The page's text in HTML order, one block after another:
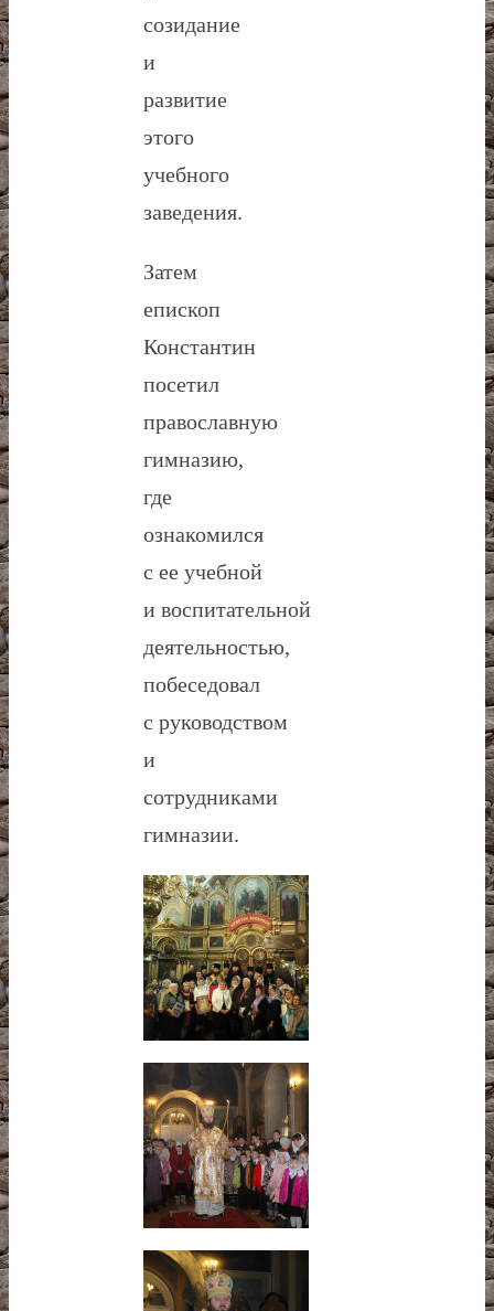
созидание
и
развитие
этого
учебного
заведения.
Затем
епископ
Константин
посетил
православную
гимназию,
где
ознакомился
с ее учебной
и воспитательной
деятельностью,
побеседовал
с руководством
и
сотрудниками
гимназии.